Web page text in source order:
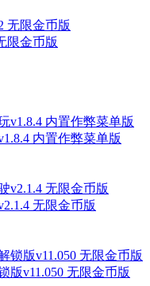
限金币版
内置作弊菜单版
无限金币版
版v11.050 无限金币版